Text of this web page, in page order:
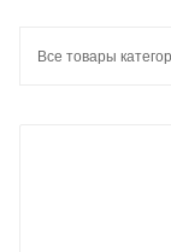
Все товары